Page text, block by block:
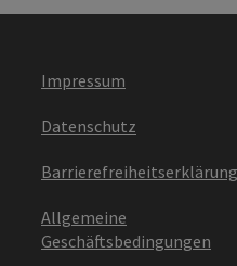
Impressum
Datenschutz
Barrierefreiheitserklärung
Allgemeine
Geschäftsbedingungen